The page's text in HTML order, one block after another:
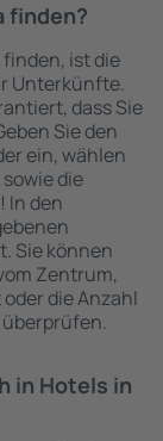
finden?
finden, ist die
Unterkünfte.
dass Sie
Sie den
ein, wählen
die
In den
Sie können
Zentrum,
die Anzahl
überprüfen.
in Hotels in